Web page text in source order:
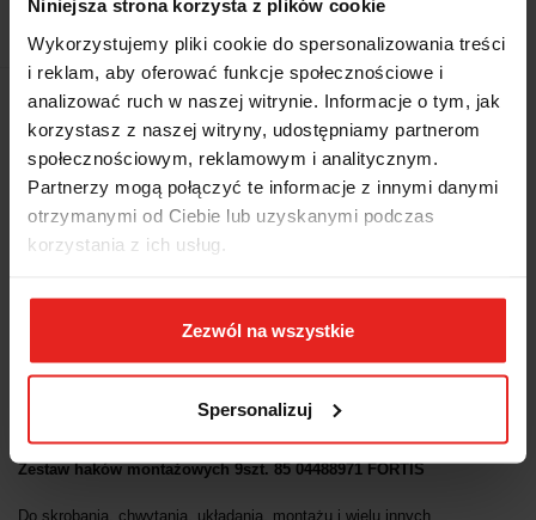
Niniejsza strona korzysta z plików cookie
Wykorzystujemy pliki cookie do spersonalizowania treści
i reklam, aby oferować funkcje społecznościowe i
analizować ruch w naszej witrynie. Informacje o tym, jak
korzystasz z naszej witryny, udostępniamy partnerom
społecznościowym, reklamowym i analitycznym.
Partnerzy mogą połączyć te informacje z innymi danymi
otrzymanymi od Ciebie lub uzyskanymi podczas
korzystania z ich usług.
Zezwól na wszystkie
Spersonalizuj
Wysyłka+2dni (dostawa 0 od 1000zł net.*)
OPIS
INFORMACJE DOT.
BEZPIECZEŃSTWA
OPINIE I OCENY (0)
Zestaw haków montażowych 9szt. 85 04488971 FORTIS
Do skrobania, chwytania, układania, montażu i wielu innych